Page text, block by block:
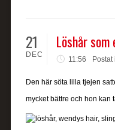
21
DEC
Löshår
11:56 Postat
Den här söta lilla tjejen
mycket bättre och hon kan